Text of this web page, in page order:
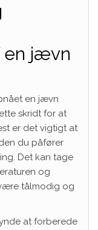
en jævn
en jævn
skridt for at
er det vigtigt at
du påfører
Det kan tage
og
tålmodig og
at forberede